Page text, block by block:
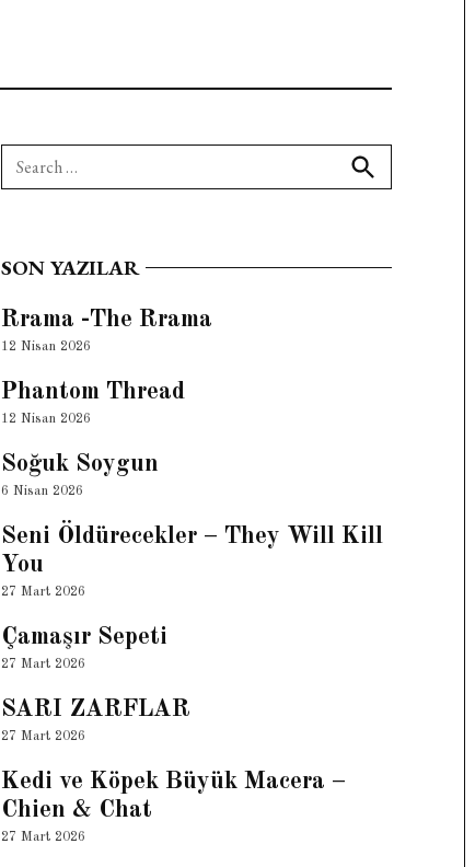
Search
for:
Search
SON YAZILAR
Rrama -The Rrama
12 Nisan 2026
Phantom Thread
12 Nisan 2026
Soğuk Soygun
6 Nisan 2026
Seni Öldürecekler – They Will Kill
You
27 Mart 2026
Çamaşır Sepeti
27 Mart 2026
SARI ZARFLAR
27 Mart 2026
Kedi ve Köpek Büyük Macera –
Chien & Chat
27 Mart 2026